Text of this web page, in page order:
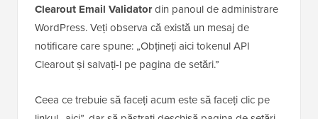
Clearout Email Validatordin panoul de administrare
WordPress. Veți observa că există un mesaj de
notificare care spune: „Obțineți aici tokenul API
Clearout și salvați-l pe pagina de setări.”
Ceea ce trebuie să faceți acum este să faceți clic pe